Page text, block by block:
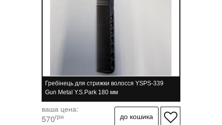
Гребінець для стрижки волосся YSPS-339
Gun Metal Y.S.Park 180 мм
ваша цена:
570грн